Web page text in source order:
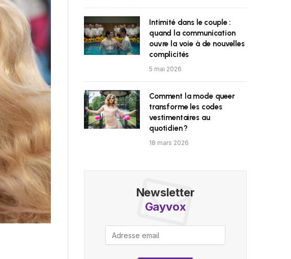
Intimité dans le couple :
quand la communication
ouvre la voie à de nouvelles
complicités
5 mai 2026
Comment la mode queer
transforme les codes
vestimentaires au
quotidien ?
18 mars 2026
Newsletter
Gayvox